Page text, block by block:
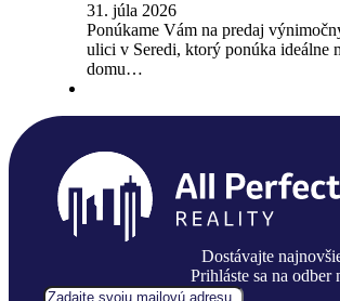
31. júla 2026
Ponúkame Vám na predaj
ulici v Seredi, ktorý ponúka ideálne
domu…
Dostávajte
Prihláste sa na odber